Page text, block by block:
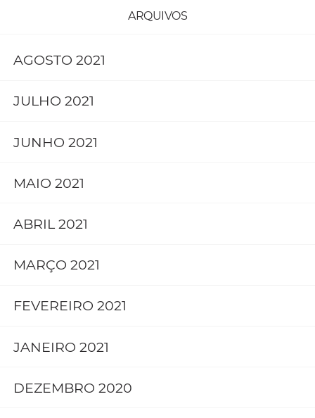
ARQUIVOS
AGOSTO 2021
JULHO 2021
JUNHO 2021
MAIO 2021
ABRIL 2021
MARÇO 2021
FEVEREIRO 2021
JANEIRO 2021
DEZEMBRO 2020